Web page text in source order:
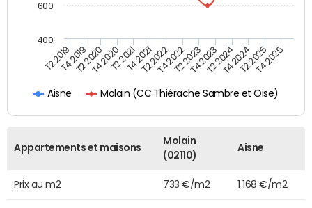
Aisne Molain (CC Thiérache Sambre et Oise)
T2 2019T4 2019T2 2020T4 2020T2 2021T4 2021T2 2022T4 2022T2 2023T4 2023T2 2024T4 2024T2 2025T4 2025
400
600
Appartements et maisons
Molain
(02110)
Aisne
Prix au m2 733 €/m2 1 168 €/m2